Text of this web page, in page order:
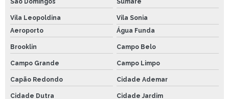
São Domingos Sumaré
Vila Leopoldina
Vila Sonia
Aeroporto
Água Funda
Brooklin Campo Belo
Campo Grande Campo Limpo
Capão Redondo Cidade Ademar
Cidade Dutra Cidade Jardim